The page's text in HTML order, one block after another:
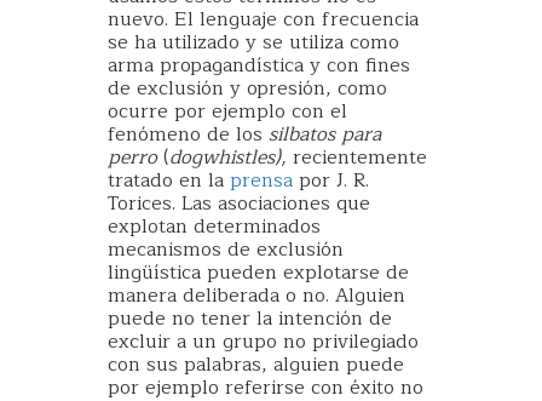
nuevo. El lenguaje con frecuencia
se ha utilizado y se utiliza como
arma propagandística y con fines
de exclusión y opresión, como
ocurre por ejemplo con el
fenómeno de los silbatos para
perro(dogwhistles), recientemente
tratado en laprensapor J. R.
Torices. Las asociaciones que
explotan determinados
mecanismos de exclusión
lingüística pueden explotarse de
manera deliberada o no. Alguien
puede no tener la intención de
excluir a un grupo no privilegiado
con sus palabras, alguien puede
por ejemplo referirse con éxito no